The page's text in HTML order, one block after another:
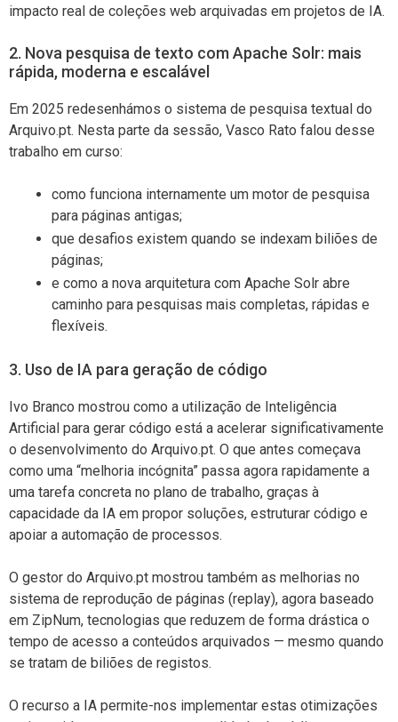
impacto real de coleções web arquivadas em projetos de IA.
2. Nova pesquisa de texto com Apache Solr: mais
rápida, moderna e escalável
Em 2025 redesenhámos o sistema de pesquisa textual do
Arquivo.pt. Nesta parte da sessão, Vasco Rato falou desse
trabalho em curso:
como funciona internamente um motor de pesquisa
para páginas antigas;
que desafios existem quando se indexam biliões de
páginas;
e como a nova arquitetura com Apache Solr abre
caminho para pesquisas mais completas, rápidas e
flexíveis.
3. Uso de IA para geração de código
Ivo Branco mostrou como a utilização de Inteligência
Artificial para gerar código está a acelerar significativamente
o desenvolvimento do Arquivo.pt. O que antes começava
como uma “melhoria incógnita” passa agora rapidamente a
uma tarefa concreta no plano de trabalho, graças à
capacidade da IA em propor soluções, estruturar código e
apoiar a automação de processos.
O gestor do Arquivo.pt mostrou também as melhorias no
sistema de reprodução de páginas (replay), agora baseado
em ZipNum, tecnologias que reduzem de forma drástica o
tempo de acesso a conteúdos arquivados — mesmo quando
se tratam de biliões de registos.
O recurso a IA permite-nos implementar estas otimizações